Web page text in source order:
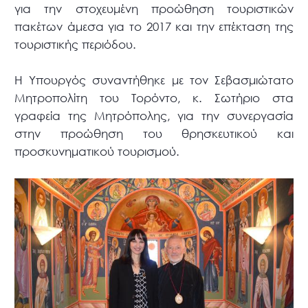
για την στοχευμένη προώθηση τουριστικών
πακέτων άμεσα για το 2017 και την επέκταση της
τουριστικής περιόδου.
Η Υπουργός συναντήθηκε με τον Σεβασμιώτατο
Μητροπολίτη του Τορόντο, κ. Σωτήριο στα
γραφεία της Μητρόπολης, για την συνεργασία
στην προώθηση του θρησκευτικού και
προσκυνηματικού τουρισμού.